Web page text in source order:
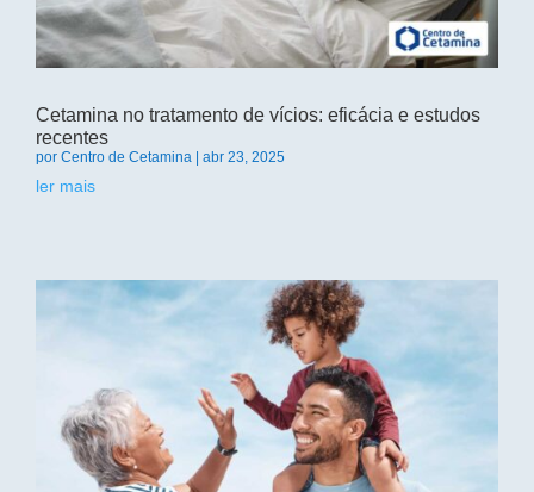
Cetamina no tratamento de vícios: eficácia e estudos
recentes
por Centro de Cetamina abr 23, 2025
ler mais